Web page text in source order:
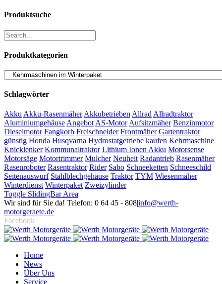
Produktsuche
Produktkategorien
Schlagwörter
Akku Akku-Rasenmäher Akkubetrieben Allrad Allradtraktor
Aluminiumgehäuse Angebot AS-Motor Aufsitzmäher Benzinmotor
Dieselmotor Fangkorb Freischneider Frontmäher Gartentraktor
günstig Honda Husqvarna Hydrostatgetriebe kaufen Kehrmaschine
Knicklenker Kommunaltraktor Lithium Ionen Akku Motorsense
Motorsäge Motortrimmer Mulcher Neuheit Radantrieb Rasenmäher
Rasenroboter Rasentraktor Rider Sabo Schneeketten Schneeschild
Seitenauswurf Stahlblechgehäuse Traktor TYM Wiesenmäher
Winterdienst Winterpaket Zweizylinder
Toggle SlidingBar Area
Wir sind für Sie da! Telefon: 0 64 45 - 808|info@werth-
motorgeraete.de
Facebook
Home
News
Über Uns
Service